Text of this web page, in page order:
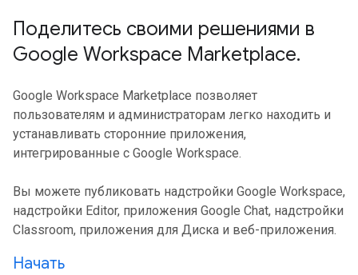
Поделитесь своими решениями в
Google Workspace Marketplace.
Google Workspace Marketplace позволяет
пользователям и администраторам легко находить и
устанавливать сторонние приложения,
интегрированные с Google Workspace.
Вы можете публиковать надстройки Google Workspace,
надстройки Editor, приложения Google Chat, надстройки
Classroom, приложения для Диска и веб-приложения.
Начать